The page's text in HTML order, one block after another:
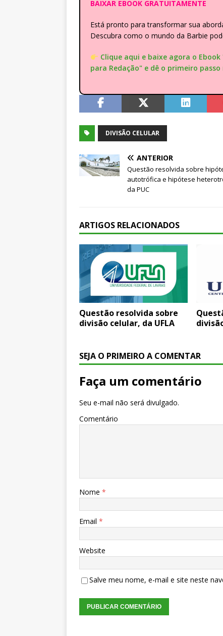
BAIXAR EBOOK GRATUITAMENTE
Está pronto para transformar sua
Descubra como o mundo da Barbie
Clique aqui e baixe agora o
para Redação" e dê o primeiro
DIVISÃO CELULAR
ANTERIOR
Questão resolvida sobre
autotrófica e hipótese
da PUC
ARTIGOS RELACIONADOS
Questão resolvida sobre
divisão celular, da UFLA
SEJA O PRIMEIRO A COMENTAR
Faça um comentário
Seu e-mail não será divulgado.
Comentário
Nome *
Email *
Website
Salve meu nome, e-mail e site neste